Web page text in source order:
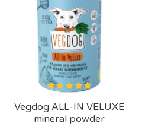
Vegdog ALL-IN VELUXE
mineral powder